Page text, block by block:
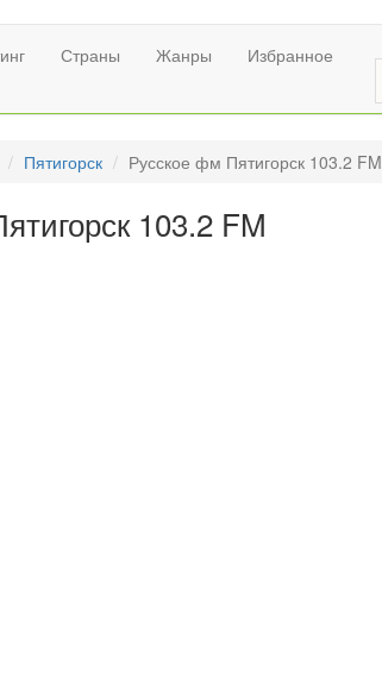
Страны Жанры Избранное
Пятигорск Русское фм Пятигорск 103.2 FM
103.2 FM